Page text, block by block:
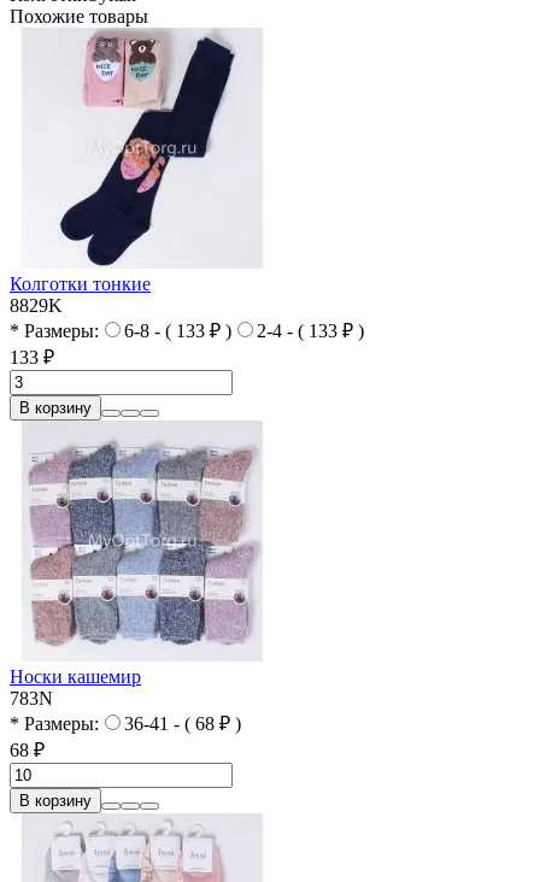
Похожие товары
Колготки тонкие
8829K
* Размеры:
6-8 - ( 133 ₽ )
2-4 - ( 133 ₽ )
133 ₽
В корзину
Носки кашемир
783N
* Размеры:
36-41 - ( 68 ₽ )
68 ₽
В корзину